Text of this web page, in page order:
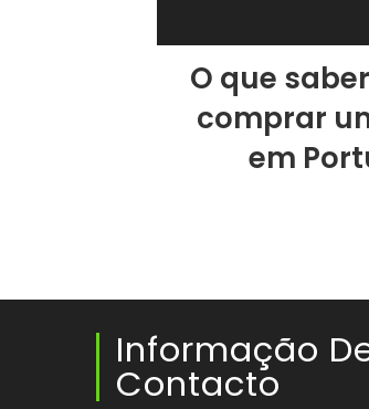
O que
comprar
em
Informação
Contacto